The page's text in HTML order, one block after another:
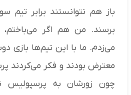
باز هم نتوانستند برابر تیم
برسند. من هم اگر
می‌زدم. ما با این تیم‌ها بازی
معترض بودند و فکر می‌کردند
چون زورشان به پرسپولیس